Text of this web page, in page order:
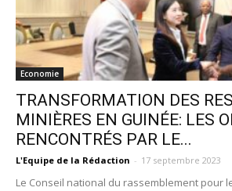
Economie
TRANSFORMATION DES
MINIÈRES EN GUINÉE: LES
RENCONTRÉS PAR LE...
L'Equipe de la Rédaction - 17 septembre 2023
Le Conseil national du rassemblement pour